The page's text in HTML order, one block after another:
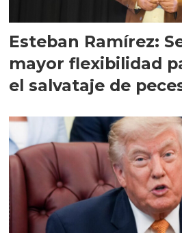
Esteban Ramírez:
mayor flexibilidad
el salvataje de